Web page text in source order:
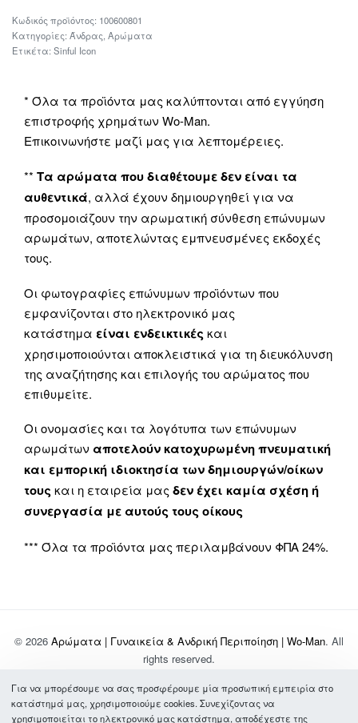
100600801
Κατηγορίες: Άνδρας Αρώματα
Ετικέτα: Sinful Icon
* Όλα τα προϊόντα μας καλύπτονται από εγγύηση
επιστροφής χρημάτων Wo-Man.
Επικοινωνήστε μαζί μας για λεπτομέρειες.
** Τα αρώματα που διαθέτουμε δεν είναι τα
αυθεντικά, αλλά έχουν δημιουργηθεί για να
προσομοιάζουν την αρωματική σύνθεση επώνυμων
αρωμάτων, αποτελώντας εμπνευσμένες εκδοχές
τους.
Οι φωτογραφίες επώνυμων προϊόντων που
εμφανίζονται στο ηλεκτρονικό μας
κατάστημα είναι ενδεικτικές και
χρησιμοποιούνται αποκλειστικά για τη διευκόλυνση
της αναζήτησης και επιλογής του αρώματος που
επιθυμείτε.
Οι ονομασίες και τα λογότυπα των επώνυμων
αρωμάτων αποτελούν κατοχυρωμένη πνευματική
και εμπορική ιδιοκτησία των δημιουργών/οίκων
τους και η εταιρεία μας δεν έχει καμία σχέση ή
συνεργασία με αυτούς τους οίκους
*** Όλα τα προϊόντα μας περιλαμβάνουν ΦΠΑ 24%.
© 2026 Αρώματα | Γυναικεία & Ανδρική Περιποίηση | Wo-Man. All
rights reserved.
Σχετικά με Εμάς
Τρόποι Πληρωμής & Αποστολής
Για να μπορέσουμε να σας προσφέρουμε μία προσωπική εμπειρία στο
κατάστημά μας, χρησιμοποιούμε cookies. Συνεχίζοντας να
χρησιμοποιείται το ηλεκτρονικό μας κατάστημα, αποδέχεστε της